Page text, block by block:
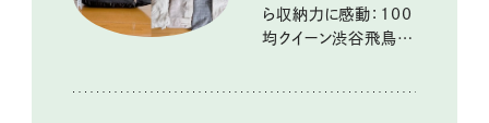
ら収納力に感動：100
均クイーン渋谷飛鳥の